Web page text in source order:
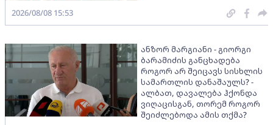
2026/08/08 15:53
ანზორ მარგიანი - გიორგი
ბარამიძის განცხადება
როგორ არ შეიცავს სისხლის
სამართლის დანაშაულს? -
ალბათ, დავალება ჰქონდა
ვიღაცისგან, თორემ როგორ
შეიძლებოდა ამის თქმა?